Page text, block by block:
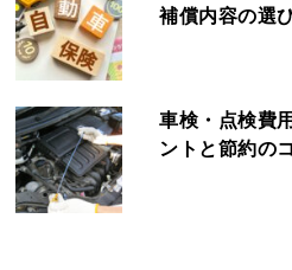
補償内容の選
車検・点検費
ントと節約の